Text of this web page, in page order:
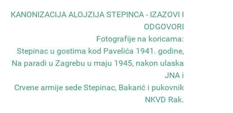
КANONIZACIJA ALOJZIJA STEPINCA - IZAZOVI I
ODGOVORI
Fotografije na koricama:
Stepinac u gostima kod Pavelića 1941. godine,
Na paradi u Zagrebu u maju 1945, nakon ulaska
JNA i
Crvene armije sede Stepinac, Bakarić i pukovnik
NKVD Rak.